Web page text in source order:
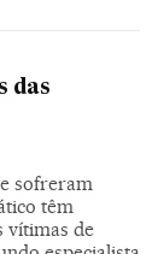
das
sofreram
têm
vítimas de